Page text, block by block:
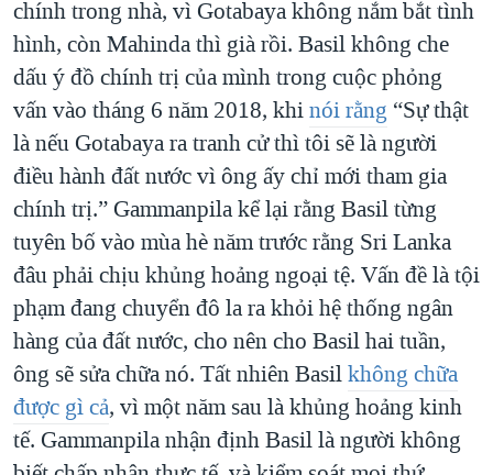
chính trong nhà, vì Gotabaya không nắm bắt tình
hình, còn Mahinda thì già rồi. Basil không che
dấu ý đồ chính trị của mình trong cuộc phỏng
vấn vào tháng 6 năm 2018, khinói rằng “Sự thật
là nếu Gotabaya ra tranh cử thì tôi sẽ là người
điều hành đất nước vì ông ấy chỉ mới tham gia
chính trị.” Gammanpila kể lại rằng Basil từng
tuyên bố vào mùa hè năm trước rằng Sri Lanka
đâu phải chịu khủng hoảng ngoại tệ. Vấn đề là tội
phạm đang chuyển đô la ra khỏi hệ thống ngân
hàng của đất nước, cho nên cho Basil hai tuần,
ông sẽ sửa chữa nó. Tất nhiên Basilkhông chữa
được gì cả, vì một năm sau là khủng hoảng kinh
tế. Gammanpila nhận định Basil là người không